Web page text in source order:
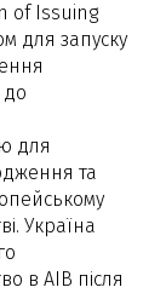
of Issuing
для запуску
до
для
та
Україна
в AIB після